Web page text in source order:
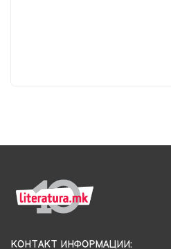
КОНТАКТ ИНФОРМАЦИИ: